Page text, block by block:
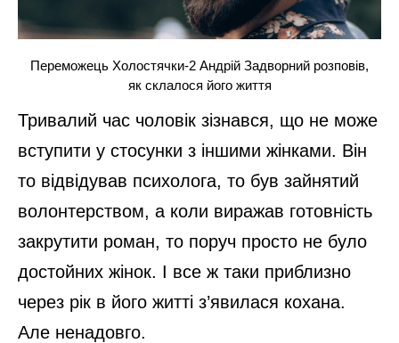
Переможець Холостячки-2 Андрій Задворний розповів,
як склалося його життя
Тривалий час чоловік зізнався, що не може
вступити у стосунки з іншими жінками. Він
то відвідував психолога, то був зайнятий
волонтерством, а коли виражав готовність
закрутити роман, то поруч просто не було
достойних жінок. І все ж таки приблизно
через рік в його житті з’явилася кохана.
Але ненадовго.